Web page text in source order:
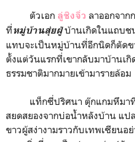
ตัวเอก ลู่ชิงจิ่ว ลาออกจาก
ที่หมู่บ้านสุ่ยฝู่บ้านเกิดในแถบช
แทบจะเป็นหมู่บ้านที่อีกนิดก็ตัดข
ตั้งแต่วันแรกที่เขากลับมาบ้านเกิ
ธรรมชาติมากมายเข้ามารายล้อม
แท็กซี่ปริศนา ตุ๊กแกมหึมาที่จ้
สยดสยองจากบ่อน้ำหลังบ้าน แ
ขาวผู้สง่างามราวกับเทพเซียนอ